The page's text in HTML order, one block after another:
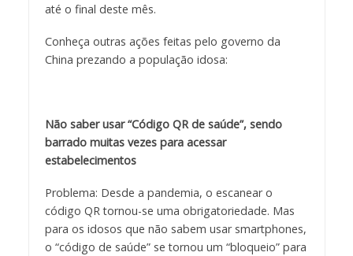
até o final deste mês.
Conheça outras ações feitas pelo governo da
China prezando a população idosa:
Não saber usar “Código QR de saúde”, sendo
barrado muitas vezes para acessar
estabelecimentos
Problema: Desde a pandemia, o escanear o
código QR tornou-se uma obrigatoriedade. Mas
para os idosos que não sabem usar smartphones,
o “código de saúde” se tornou um “bloqueio” para